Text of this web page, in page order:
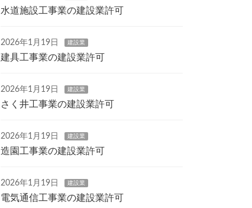
水道施設工事業の建設業許可
2026年1月19日 建設業
建具工事業の建設業許可
2026年1月19日 建設業
さく井工事業の建設業許可
2026年1月19日 建設業
造園工事業の建設業許可
2026年1月19日 建設業
電気通信工事業の建設業許可